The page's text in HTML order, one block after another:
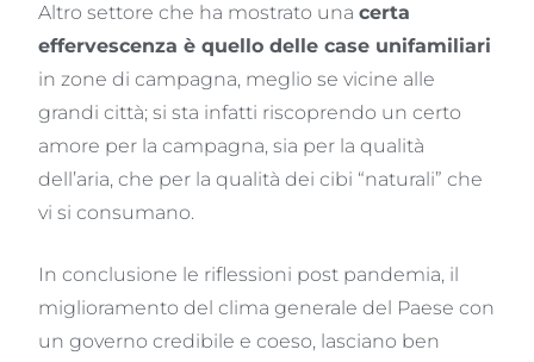
Altro settore che ha mostrato unacerta
effervescenza è quello delle case unifamiliari
in zone di campagna, meglio se vicine alle
grandi città; si sta infatti riscoprendo un certo
amore per la campagna, sia per la qualità
dell’aria, che per la qualità dei cibi “naturali” che
vi si consumano.
In conclusione le riflessioni post pandemia, il
miglioramento del clima generale del Paese con
un governo credibile e coeso, lasciano ben